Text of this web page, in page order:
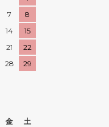
7
8
14
15
21
22
28
29
金
土